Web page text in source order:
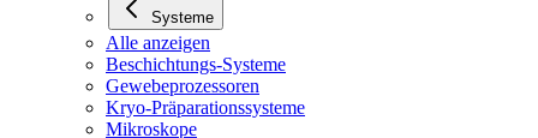
Systeme
Alle anzeigen
Beschichtungs-Systeme
Gewebeprozessoren
Kryo-Präparationssysteme
Mikroskope